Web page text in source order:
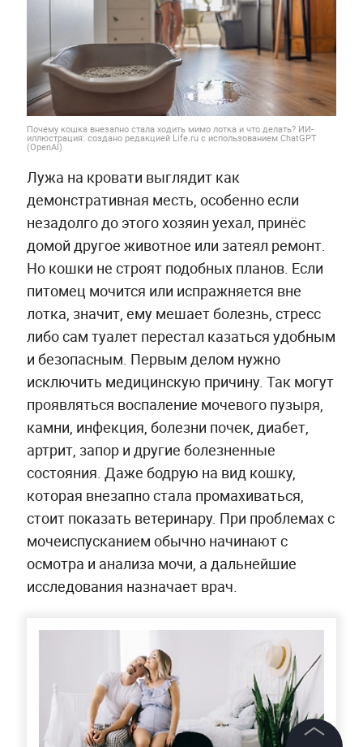
Почему кошка внезапно стала ходить мимо лотка и что делать? ИИ-
иллюстрация: создано редакцией Life.ru с использованием ChatGPT
(OpenAI)
Лужа на кровати выглядит как
демонстративная месть, особенно если
незадолго до этого хозяин уехал, принёс
домой другое животное или затеял ремонт.
Но кошки не строят подобных планов. Если
питомец мочится или испражняется вне
лотка, значит, ему мешает болезнь, стресс
либо сам туалет перестал казаться удобным
и безопасным. Первым делом нужно
исключить медицинскую причину. Так могут
проявляться воспаление мочевого пузыря,
камни, инфекция, болезни почек, диабет,
артрит, запор и другие болезненные
состояния. Даже бодрую на вид кошку,
которая внезапно стала промахиваться,
стоит показать ветеринару. При проблемах с
мочеиспусканием обычно начинают с
осмотра и анализа мочи, а дальнейшие
исследования назначает врач.